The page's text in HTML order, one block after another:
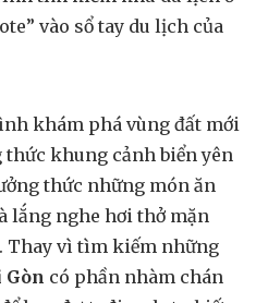
vào sổ tay du lịch của
khám phá vùng đất mới
thức khung cảnh biển yên
thức những món ăn
lắng nghe hơi thở mặn
Thay vì tìm kiếm những
Gòn có phần nhàm chán